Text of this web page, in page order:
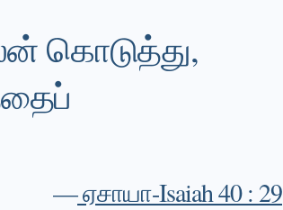
கொடுத்து,
—ஏசாயா-Isaiah 40 : 29